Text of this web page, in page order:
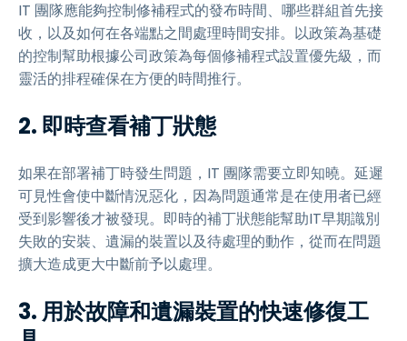
IT 團隊應能夠控制修補程式的發布時間、哪些群組首先接
收，以及如何在各端點之間處理時間安排。以政策為基礎
的控制幫助根據公司政策為每個修補程式設置優先級，而
靈活的排程確保在方便的時間推行。
2. 即時查看補丁狀態
如果在部署補丁時發生問題，IT 團隊需要立即知曉。延遲
可見性會使中斷情況惡化，因為問題通常是在使用者已經
受到影響後才被發現。即時的補丁狀態能幫助IT早期識別
失敗的安裝、遺漏的裝置以及待處理的動作，從而在問題
擴大造成更大中斷前予以處理。
3. 用於故障和遺漏裝置的快速修復工